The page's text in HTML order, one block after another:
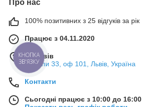
Про нас
100% позитивних з 25 відгуків за рік
Працює з 04.11.2020
м. Львів
Мазепи 33, оф 101, Львів, Україна
Контакти
Сьогодні працює з 10:00 до 16:00
КНОПКА
ЗВ'ЯЗКУ